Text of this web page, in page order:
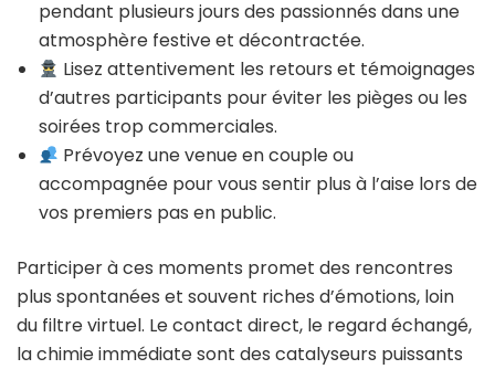
pendant plusieurs jours des passionnés dans une
atmosphère festive et décontractée.
Lisez attentivement les retours et témoignages
d’autres participants pour éviter les pièges ou les
soirées trop commerciales.
Prévoyez une venue en couple ou
accompagnée pour vous sentir plus à l’aise lors de
vos premiers pas en public.
Participer à ces moments promet des rencontres
plus spontanées et souvent riches d’émotions, loin
du filtre virtuel. Le contact direct, le regard échangé,
la chimie immédiate sont des catalyseurs puissants